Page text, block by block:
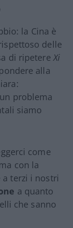
la Cina è
delle
di ripetere Xi
alla
problema
siamo
come
con la
terzi i nostri
a quanto
che sanno